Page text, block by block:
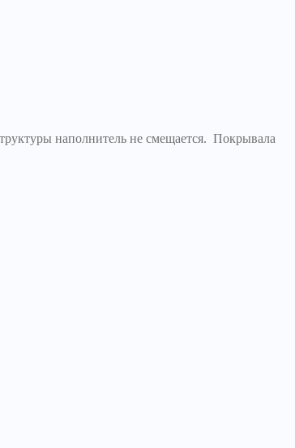
наполнитель не смещается. Покрывала